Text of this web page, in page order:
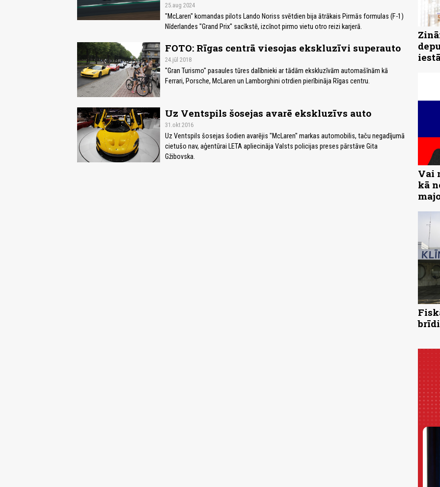
25.aug 2024
"McLaren" komandas pilots Lando Noriss svētdien bija ātrākais Pirmās formulas (F-1)
Nīderlandes "Grand Prix" sacīkstē, izcīnot pirmo vietu otro reizi karjerā.
FOTO: Rīgas centrā viesojas ekskluzīvi superauto
24.jūl 2018
"Gran Turismo" pasaules tūres dalībnieki ar tādām ekskluzīvām automašīnām kā
Ferrari, Porsche, McLaren un Lamborghini otrdien pierībināja Rīgas centru.
Uz Ventspils šosejas avarē ekskluzīvs auto
31.okt 2016
Uz Ventspils šosejas šodien avarējis "McLaren" markas automobilis, taču negadījumā
cietušo nav, aģentūrai LETA apliecināja Valsts policijas preses pārstāve Gita
Gžibovska.
Vai
kā